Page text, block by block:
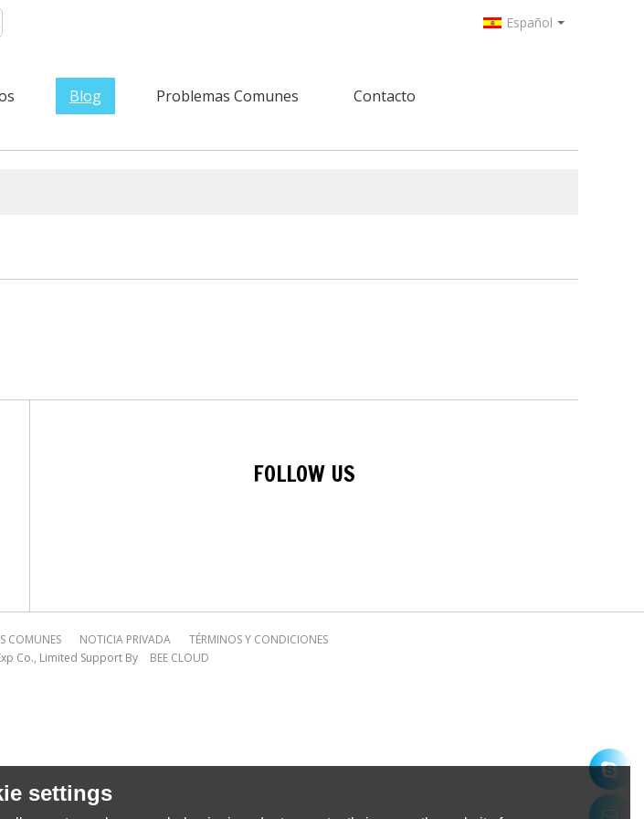
Español
Blog Problemas Comunes Contacto
FOLLOW US
COMUNES NOTICIA PRIVADA
TÉRMINOS Y CONDICIONES
Co., Limited Support By BEE CLOUD
settings